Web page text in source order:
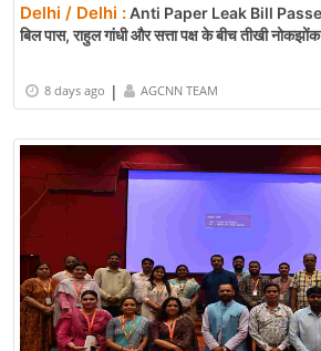
Delhi / Delhi :Anti Paper Leak Bill
बिल पास, राहुल गांधी और सत्ता पक्ष के बीच तीखी नोकझोंक
8 days ago | AGCNN TEAM